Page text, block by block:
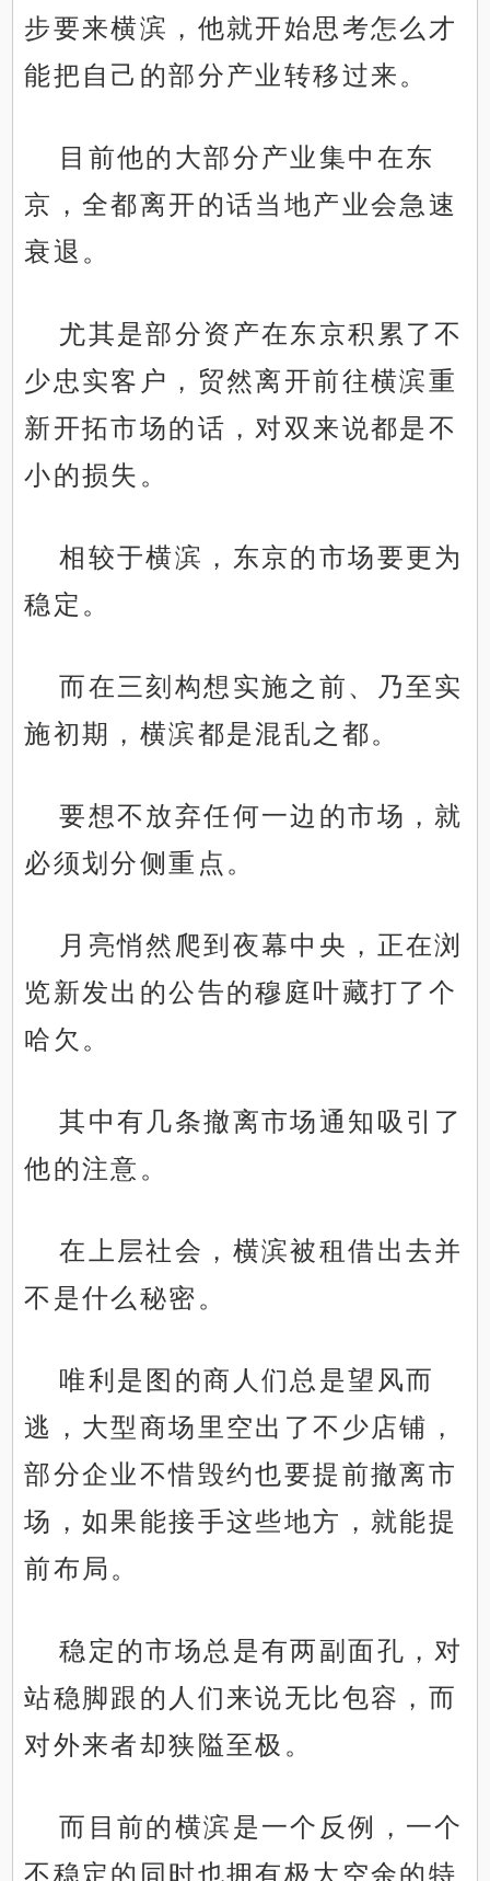
步要来横滨，他就开始思考怎么才
能把自己的部分产业转移过来。
目前他的大部分产业集中在东
京，全都离开的话当地产业会急速
衰退。
尤其是部分资产在东京积累了不
少忠实客户，贸然离开前往横滨重
新开拓市场的话，对双来说都是不
小的损失。
相较于横滨，东京的市场要更为
稳定。
而在三刻构想实施之前、乃至实
施初期，横滨都是混乱之都。
要想不放弃任何一边的市场，就
必须划分侧重点。
月亮悄然爬到夜幕中央，正在浏
览新发出的公告的穆庭叶藏打了个
哈欠。
其中有几条撤离市场通知吸引了
他的注意。
在上层社会，横滨被租借出去并
不是什么秘密。
唯利是图的商人们总是望风而
逃，大型商场里空出了不少店铺，
部分企业不惜毁约也要提前撤离市
场，如果能接手这些地方，就能提
前布局。
稳定的市场总是有两副面孔，对
站稳脚跟的人们来说无比包容，而
对外来者却狭隘至极。
而目前的横滨是一个反例，一个
不稳定的同时也拥有极大空余的特